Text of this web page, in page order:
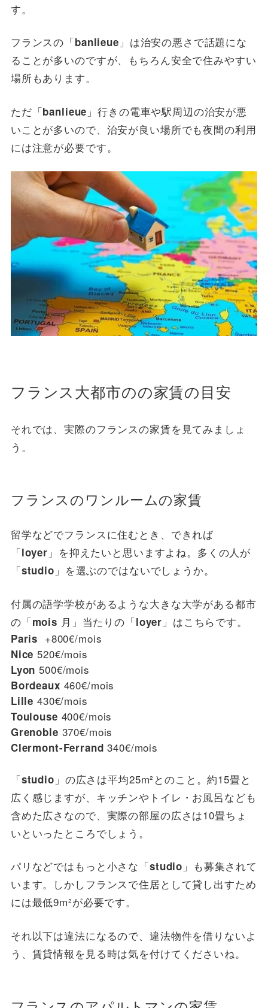
す。
フランスの「banlieue 」は治安の悪さで話題にな
ることが多いのですが、もちろん安全で住みやすい
場所もあります。
ただ「banlieue 」行きの電車や駅周辺の治安が悪
いことが多いので、治安が良い場所でも夜間の利用
には注意が必要です。
フランス大都市のの家賃の目安
それでは、実際のフランスの家賃を見てみましょ
う。
フランスのワンルームの家賃
留学などでフランスに住むとき、できれば
「loyer 」を抑えたいと思いますよね。多くの人が
「studio 」を選ぶのではないでしょうか。
付属の語学学校があるような大きな大学がある都市
の「mois 月」当たりの「loyer 」はこちらです。
Paris +800€/mois
Nice520€/mois
Lyon500€/mois
Bordeaux 460€/mois
Lille 430€/mois
Toulouse 400€/mois
Grenoble 370€/mois
Clermont-Ferrand 340€/mois
「studio 」の広さは平均25m²とのこと。約15畳と
広く感じますが、キッチンやトイレ・お風呂なども
含めた広さなので、実際の部屋の広さは10畳ちょ
いといったところでしょう。
パリなどではもっと小さな「studio 」も募集されて
います。しかしフランスで住居として貸し出すため
には最低9m²が必要です。
それ以下は違法になるので、違法物件を借りないよ
う、賃貸情報を見る時は気を付けてくださいね。